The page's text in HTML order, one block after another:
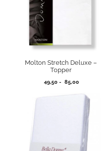
Molton Stretch Deluxe –
Topper
49,50 - 85,00Prijsklasse:
tot